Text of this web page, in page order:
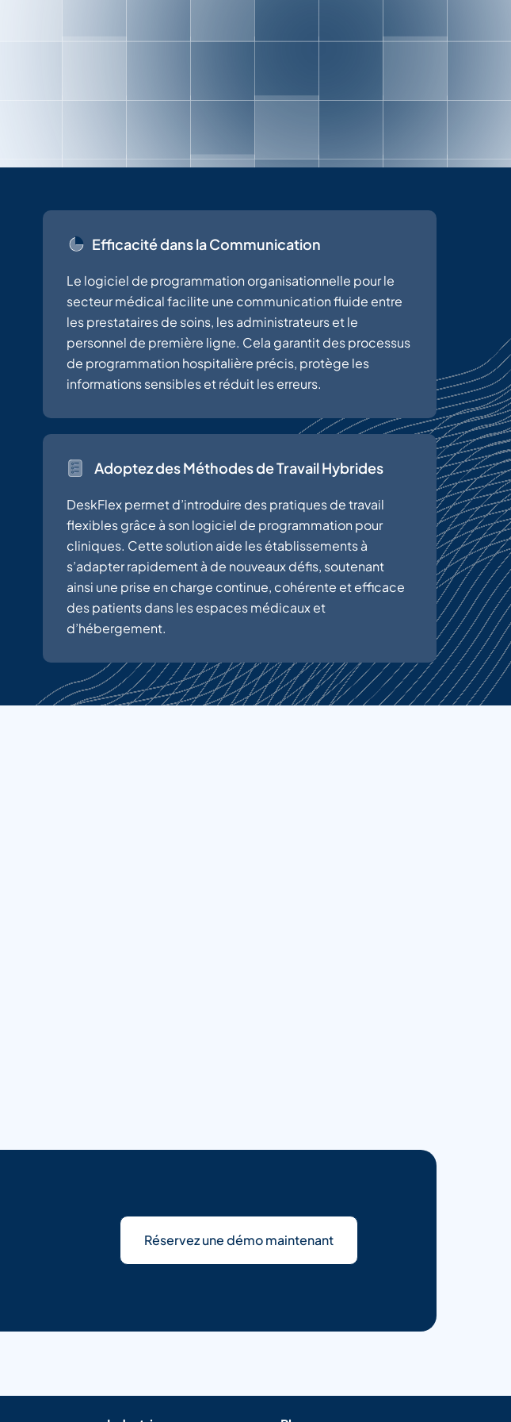
Efficacité dans la Communication
Le logiciel de programmation organisationnelle pour le
secteur médical facilite une communication fluide entre
les prestataires de soins, les administrateurs et le
personnel de première ligne. Cela garantit des processus
de programmation hospitalière précis, protège les
informations sensibles et réduit les erreurs.
Adoptez des Méthodes de Travail Hybrides
DeskFlex permet d’introduire des pratiques de travail
flexibles grâce à son logiciel de programmation pour
cliniques. Cette solution aide les établissements à
s’adapter rapidement à de nouveaux défis, soutenant
ainsi une prise en charge continue, cohérente et efficace
des patients dans les espaces médicaux et
d’hébergement.
Réservez une démo maintenant